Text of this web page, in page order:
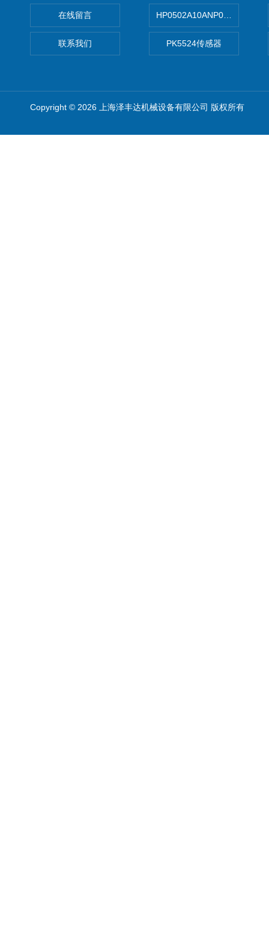
在线留言
联系我们
HP0502A10ANP01滤芯 Mp
PK5524传感器
Copyright © 2026 上海泽丰达机械设备有限公司 版权所有